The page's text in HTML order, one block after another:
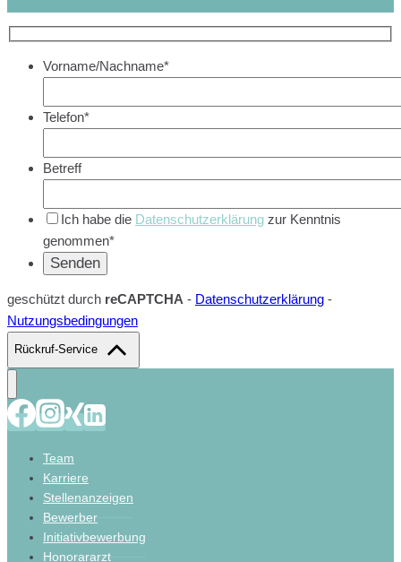
Vorname/Nachname*
Telefon*
Betreff
Ich habe die Datenschutzerklärung zur Kenntnis
genommen*
geschützt durch reCAPTCHA - Datenschutzerklärung -
Nutzungsbedingungen
Rückruf-Service
Team
Karriere
Stellenanzeigen
Bewerber
Initiativbewerbung
Honorararzt